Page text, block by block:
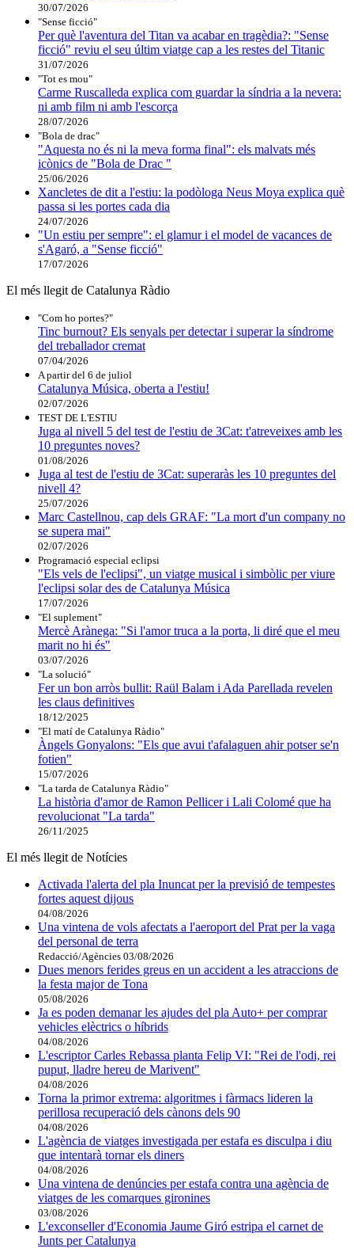
30/07/2026
"Sense ficció"
Per què l'aventura del Titan va acabar en tragèdia?: "Sense
ficció" reviu el seu últim viatge cap a les restes del Titanic
31/07/2026
"Tot es mou"
Carme Ruscalleda explica com guardar la síndria a la nevera:
ni amb film ni amb l'escorça
28/07/2026
"Bola de drac"
"Aquesta no és ni la meva forma final": els malvats més
icònics de "Bola de Drac "
25/06/2026
Xancletes de dit a l'estiu: la podòloga Neus Moya explica què
passa si les portes cada dia
24/07/2026
"Un estiu per sempre": el glamur i el model de vacances de
s'Agaró, a "Sense ficció"
17/07/2026
El més llegit de Catalunya Ràdio
"Com ho portes?"
Tinc burnout? Els senyals per detectar i superar la síndrome
del treballador cremat
07/04/2026
A partir del 6 de juliol
Catalunya Música, oberta a l'estiu!
02/07/2026
TEST DE L'ESTIU
Juga al nivell 5 del test de l'estiu de 3Cat: t'atreveixes amb les
10 preguntes noves?
01/08/2026
Juga al test de l'estiu de 3Cat: superaràs les 10 preguntes del
nivell 4?
25/07/2026
Marc Castellnou, cap dels GRAF: "La mort d'un company no
se supera mai"
02/07/2026
Programació especial eclipsi
"Els vels de l'eclipsi", un viatge musical i simbòlic per viure
l'eclipsi solar des de Catalunya Música
17/07/2026
"El suplement"
Mercè Arànega: "Si l'amor truca a la porta, li diré que el meu
marit no hi és"
03/07/2026
"La solució"
Fer un bon arròs bullit: Raül Balam i Ada Parellada revelen
les claus definitives
18/12/2025
"El matí de Catalunya Ràdio"
Àngels Gonyalons: "Els que avui t'afalaguen ahir potser se'n
fotien"
15/07/2026
"La tarda de Catalunya Ràdio"
La història d'amor de Ramon Pellicer i Lali Colomé que ha
revolucionat "La tarda"
26/11/2025
El més llegit de Notícies
Activada l'alerta del pla Inuncat per la previsió de tempestes
fortes aquest dijous
04/08/2026
Una vintena de vols afectats a l'aeroport del Prat per la vaga
del personal de terra
Redacció/Agències 03/08/2026
Dues menors ferides greus en un accident a les atraccions de
la festa major de Tona
05/08/2026
Ja es poden demanar les ajudes del pla Auto+ per comprar
vehicles elèctrics o híbrids
04/08/2026
L'escriptor Carles Rebassa planta Felip VI: "Rei de l'odi, rei
puput, lladre hereu de Marivent"
04/08/2026
Torna la primor extrema: algoritmes i fàrmacs lideren la
perillosa recuperació dels cànons dels 90
04/08/2026
L'agència de viatges investigada per estafa es disculpa i diu
que intentarà tornar els diners
04/08/2026
Una vintena de denúncies per estafa contra una agència de
viatges de les comarques gironines
03/08/2026
L'exconseller d'Economia Jaume Giró estripa el carnet de
Junts per Catalunya